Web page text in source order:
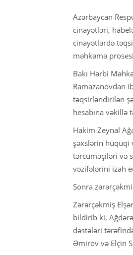
Azərbaycan
cinayətləri,
cinayətlərdə
məhkəmə
Bakı Hərbi
Ramazanovdan
təqsirləndirilən
hesabına vəkillə
Hakim Zeynal
şəxslərin hüquqi
tərcüməçiləri və
vəzifələrini izah
Sonra
Zərərçəkmiş
bildirib ki,
dəstələri
Əmirov və Elçin